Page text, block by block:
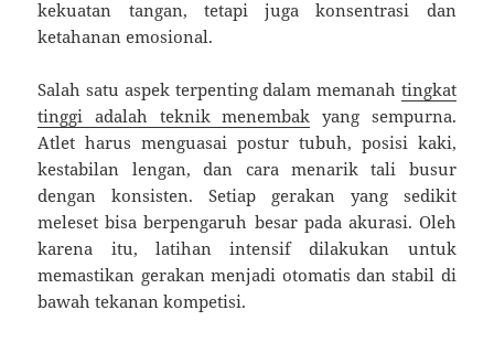
kekuatan tangan, tetapi juga konsentrasi dan
ketahanan emosional.
Salah satu aspek terpenting dalam memanah tingkat
tinggi adalah teknik menembak yang sempurna.
Atlet harus menguasai postur tubuh, posisi kaki,
kestabilan lengan, dan cara menarik tali busur
dengan konsisten. Setiap gerakan yang sedikit
meleset bisa berpengaruh besar pada akurasi. Oleh
karena itu, latihan intensif dilakukan untuk
memastikan gerakan menjadi otomatis dan stabil di
bawah tekanan kompetisi.